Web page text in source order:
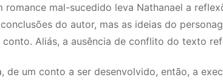
mal-sucedido leva Nathanael a
do autor, mas as ideias do
Aliás, a ausência de conflito do texto
de um conto a ser desenvolvido, então, a